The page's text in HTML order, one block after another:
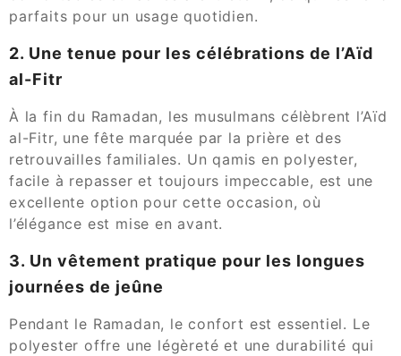
parfaits pour un usage quotidien.
2. Une tenue pour les célébrations de l’Aïd
al-Fitr
À la fin du Ramadan, les musulmans célèbrent l’Aïd
al-Fitr, une fête marquée par la prière et des
retrouvailles familiales. Un qamis en polyester,
facile à repasser et toujours impeccable, est une
excellente option pour cette occasion, où
l’élégance est mise en avant.
3. Un vêtement pratique pour les longues
journées de jeûne
Pendant le Ramadan, le confort est essentiel. Le
polyester offre une légèreté et une durabilité qui